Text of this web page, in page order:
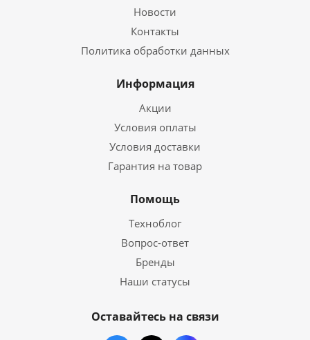
Новости
Контакты
Политика обработки данных
Информация
Акции
Условия оплаты
Условия доставки
Гарантия на товар
Помощь
Техноблог
Вопрос-ответ
Бренды
Наши статусы
Оставайтесь на связи